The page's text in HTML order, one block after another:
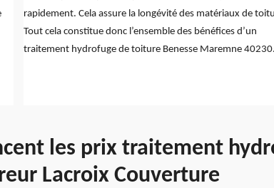
rapidement. Cela assure la longévité des matériaux de
Tout cela constitue donc l’ensemble des bénéfices d’un
traitement hydrofuge de toiture Benesse Maremne 40230.
les prix traitement
Lacroix Couverture